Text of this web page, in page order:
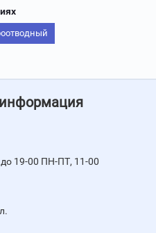
19-00 ПН-ПТ, 11-00